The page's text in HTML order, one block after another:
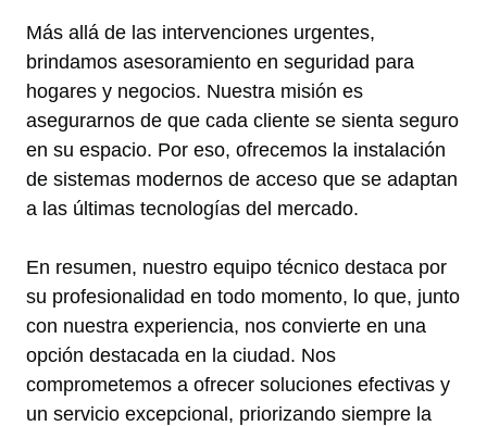
Más allá de las intervenciones urgentes,
brindamos asesoramiento en seguridad para
hogares y negocios. Nuestra misión es
asegurarnos de que cada cliente se sienta seguro
en su espacio. Por eso, ofrecemos la instalación
de sistemas modernos de acceso que se adaptan
a las últimas tecnologías del mercado.
En resumen, nuestro equipo técnico destaca por
su profesionalidad en todo momento, lo que, junto
con nuestra experiencia, nos convierte en una
opción destacada en la ciudad. Nos
comprometemos a ofrecer soluciones efectivas y
un servicio excepcional, priorizando siempre la